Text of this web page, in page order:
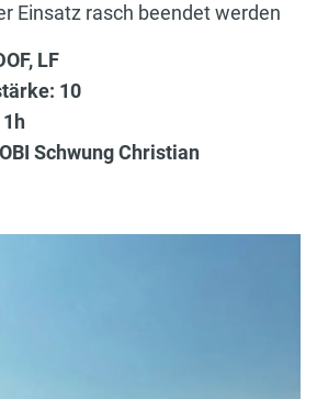
Einsatz rasch beendet werden
LF
10
Schwung Christian